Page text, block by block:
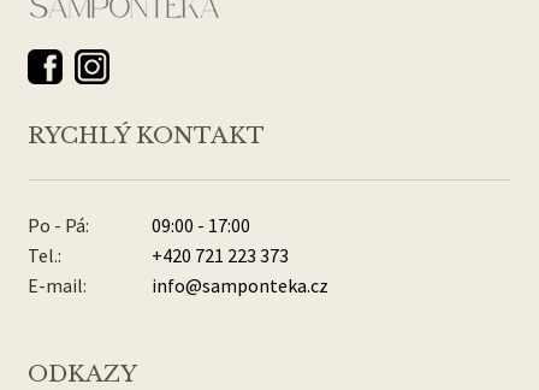
RYCHLÝ KONTAKT
Po - Pá:
09:00 - 17:00
Tel.:
+420 721 223 373
E-mail:
info@samponteka.cz
ODKAZY